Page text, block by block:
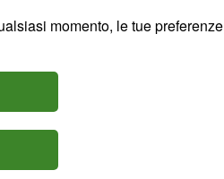
momento, le tue